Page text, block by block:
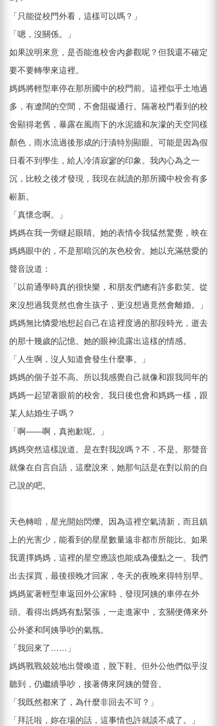
「只能從校門外看，這樣可以嗎？」
「嗯，沒關係。」
如果說明來意，是否能進校舍內參觀呢？但我還不確定
要不要轉學來這裡。
媽媽將輕型車停在那所國中的校門前。這裡似乎土地過
多，有遼闊的空間，不會阻礙通行。隔著校門看到的校
舍顯得老舊，暴露在風雨下的水泥牆和灰濛的天空同樣
顏色，雨水流過後形成的汙漬特別顯眼。可能是因為假
日看不到學生，給人冷清寂寥的印象。我內心為之一
沉，比較之後才發現，我現在就讀的那所國中校舍有多
嶄新。
「真懷念啊。」
媽媽在我一旁瞇起眼睛。她的表情令我猛然驚覺，映在
媽媽眼中的，不是那暗沉的灰色校舍。她以充滿慈愛的
聲音說道：
「以前通學時真的很快樂，和朋友們總有許多歡笑。從
來沒想過我竟然也會生孩子，更沒想過竟然會離婚。」
媽媽無比憐愛地想起自己在這裡度過的那段時光，逝去
的那十幾歲的記憶。她的眼神流露出這樣的情感。
「人生啊，沒人知道會發生什麼事。」
媽媽的個子並不高。所以我感覺自己就像和跟我同年的
媽媽一起望著眼前的校舍。我日後也會和媽媽一樣，跟
某人結婚生子嗎？
「啊——啊，真抱歉呢。」
媽媽突然這樣說道。是在對我說嗎？不，不是。那聲音
就像在自言自語，這麼說來，她那句話是在對以前的自
己說的吧。
天色轉暗，星光開始閃爍。因為這裡空氣清新，而且鎮
上的光害少，能看到的星星數量遠非都市所能比。如果
我選擇媽媽，這裡的星空應該也能成為優點之一。我們
出去採買，最後很晚才回家，冬天的夜晚來得特別早。
媽媽駕著輕型車返回外公家時，發現阿姨的車停在外
頭。看得出媽媽有點緊張，一走進家中，玄關便傳來外
公外婆和阿姨爭吵的氣氛。
「我回來了……」
媽媽戰戰兢兢地出聲喚道，脫下鞋。但外公他們似乎沒
聽到，仍繼續爭吵，接著傳來阿姨的聲音。
「我既然都來了，為什麼非回去不可？」
「拜託啦，妳在場的話，這事情也許就談不成了。」